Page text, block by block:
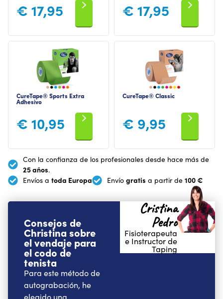
€ 17,95 € 17,95
CureTape® Sports Extra
Adhesivo
€ 10,95
CureTape® Classic
€ 9,95
Con la confianza de los profesionales desde hace más de
25 años.
Envíos a toda Europa Envío gratis a partir de 100 €
Consejos de
Christina sobre
el vendaje para
el codo de
tenista
Para este método de
autograbación, he
Cristina
Pedro
Fisioterapeuta
e Instructor de
Taping